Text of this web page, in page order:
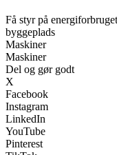
Få styr på
byggeplads
Maskiner
Maskiner
Del og gør godt
X
Facebook
Instagram
LinkedIn
YouTube
Pinterest